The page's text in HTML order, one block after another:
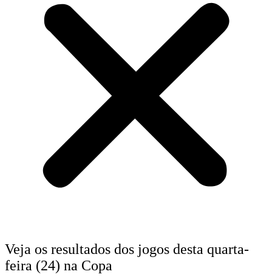
Veja os resultados dos jogos desta quarta-
feira (24) na Copa